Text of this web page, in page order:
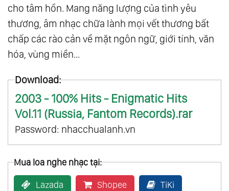
cho tâm hồn. Mang năng lượng của tình yêu
thương, âm nhạc chữa lành mọi vết thương bất
chấp các rào cản về mặt ngôn ngữ, giới tính, văn
hóa, vùng miền...
Download:
2003 - 100% Hits - Enigmatic Hits
Vol.11 (Russia, Fantom Records).rar
Password: nhacchualanh.vn
Mua loa nghe nhạc tại:
Lazada Shopee TiKi